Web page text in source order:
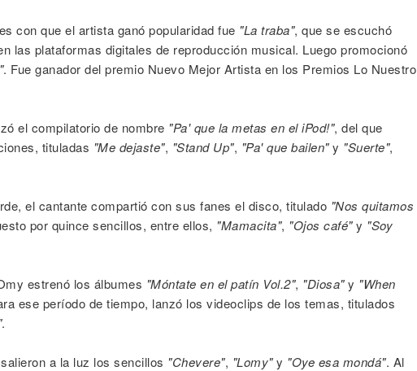
con que el artista ganó popularidad fue "La traba", que se escuchó
las plataformas digitales de reproducción musical. Luego promocionó
. Fue ganador del premio Nuevo Mejor Artista en los Premios Lo Nuestro
el compilatorio de nombre "Pa' que la metas en el iPod!", del que
tituladas "Me dejaste", "Stand Up", "Pa' que bailen"y "Suerte",
el cantante compartió con sus fanes el disco, titulado "Nos quitamos
por quince sencillos, entre ellos, "Mamacita", "Ojos café"y "Soy
estrenó los álbumes "Móntate en el patín Vol.2", "Diosa"y "When
ese período de tiempo, lanzó los videoclips de los temas, titulados
.
a la luz los sencillos "Chevere", "Lomy"y "Oye esa mondá". Al